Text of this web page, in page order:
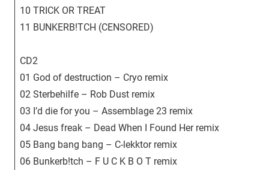
10 TRICK OR TREAT
11 BUNKERB!TCH (CENSORED)
CD2
01 God of destruction – Cryo remix
02 Sterbehilfe – Rob Dust remix
03 I’d die for you – Assemblage 23 remix
04 Jesus freak – Dead When I Found Her remix
05 Bang bang bang – C-lekktor remix
06 Bunkerb!tch – F U C K B O T remix